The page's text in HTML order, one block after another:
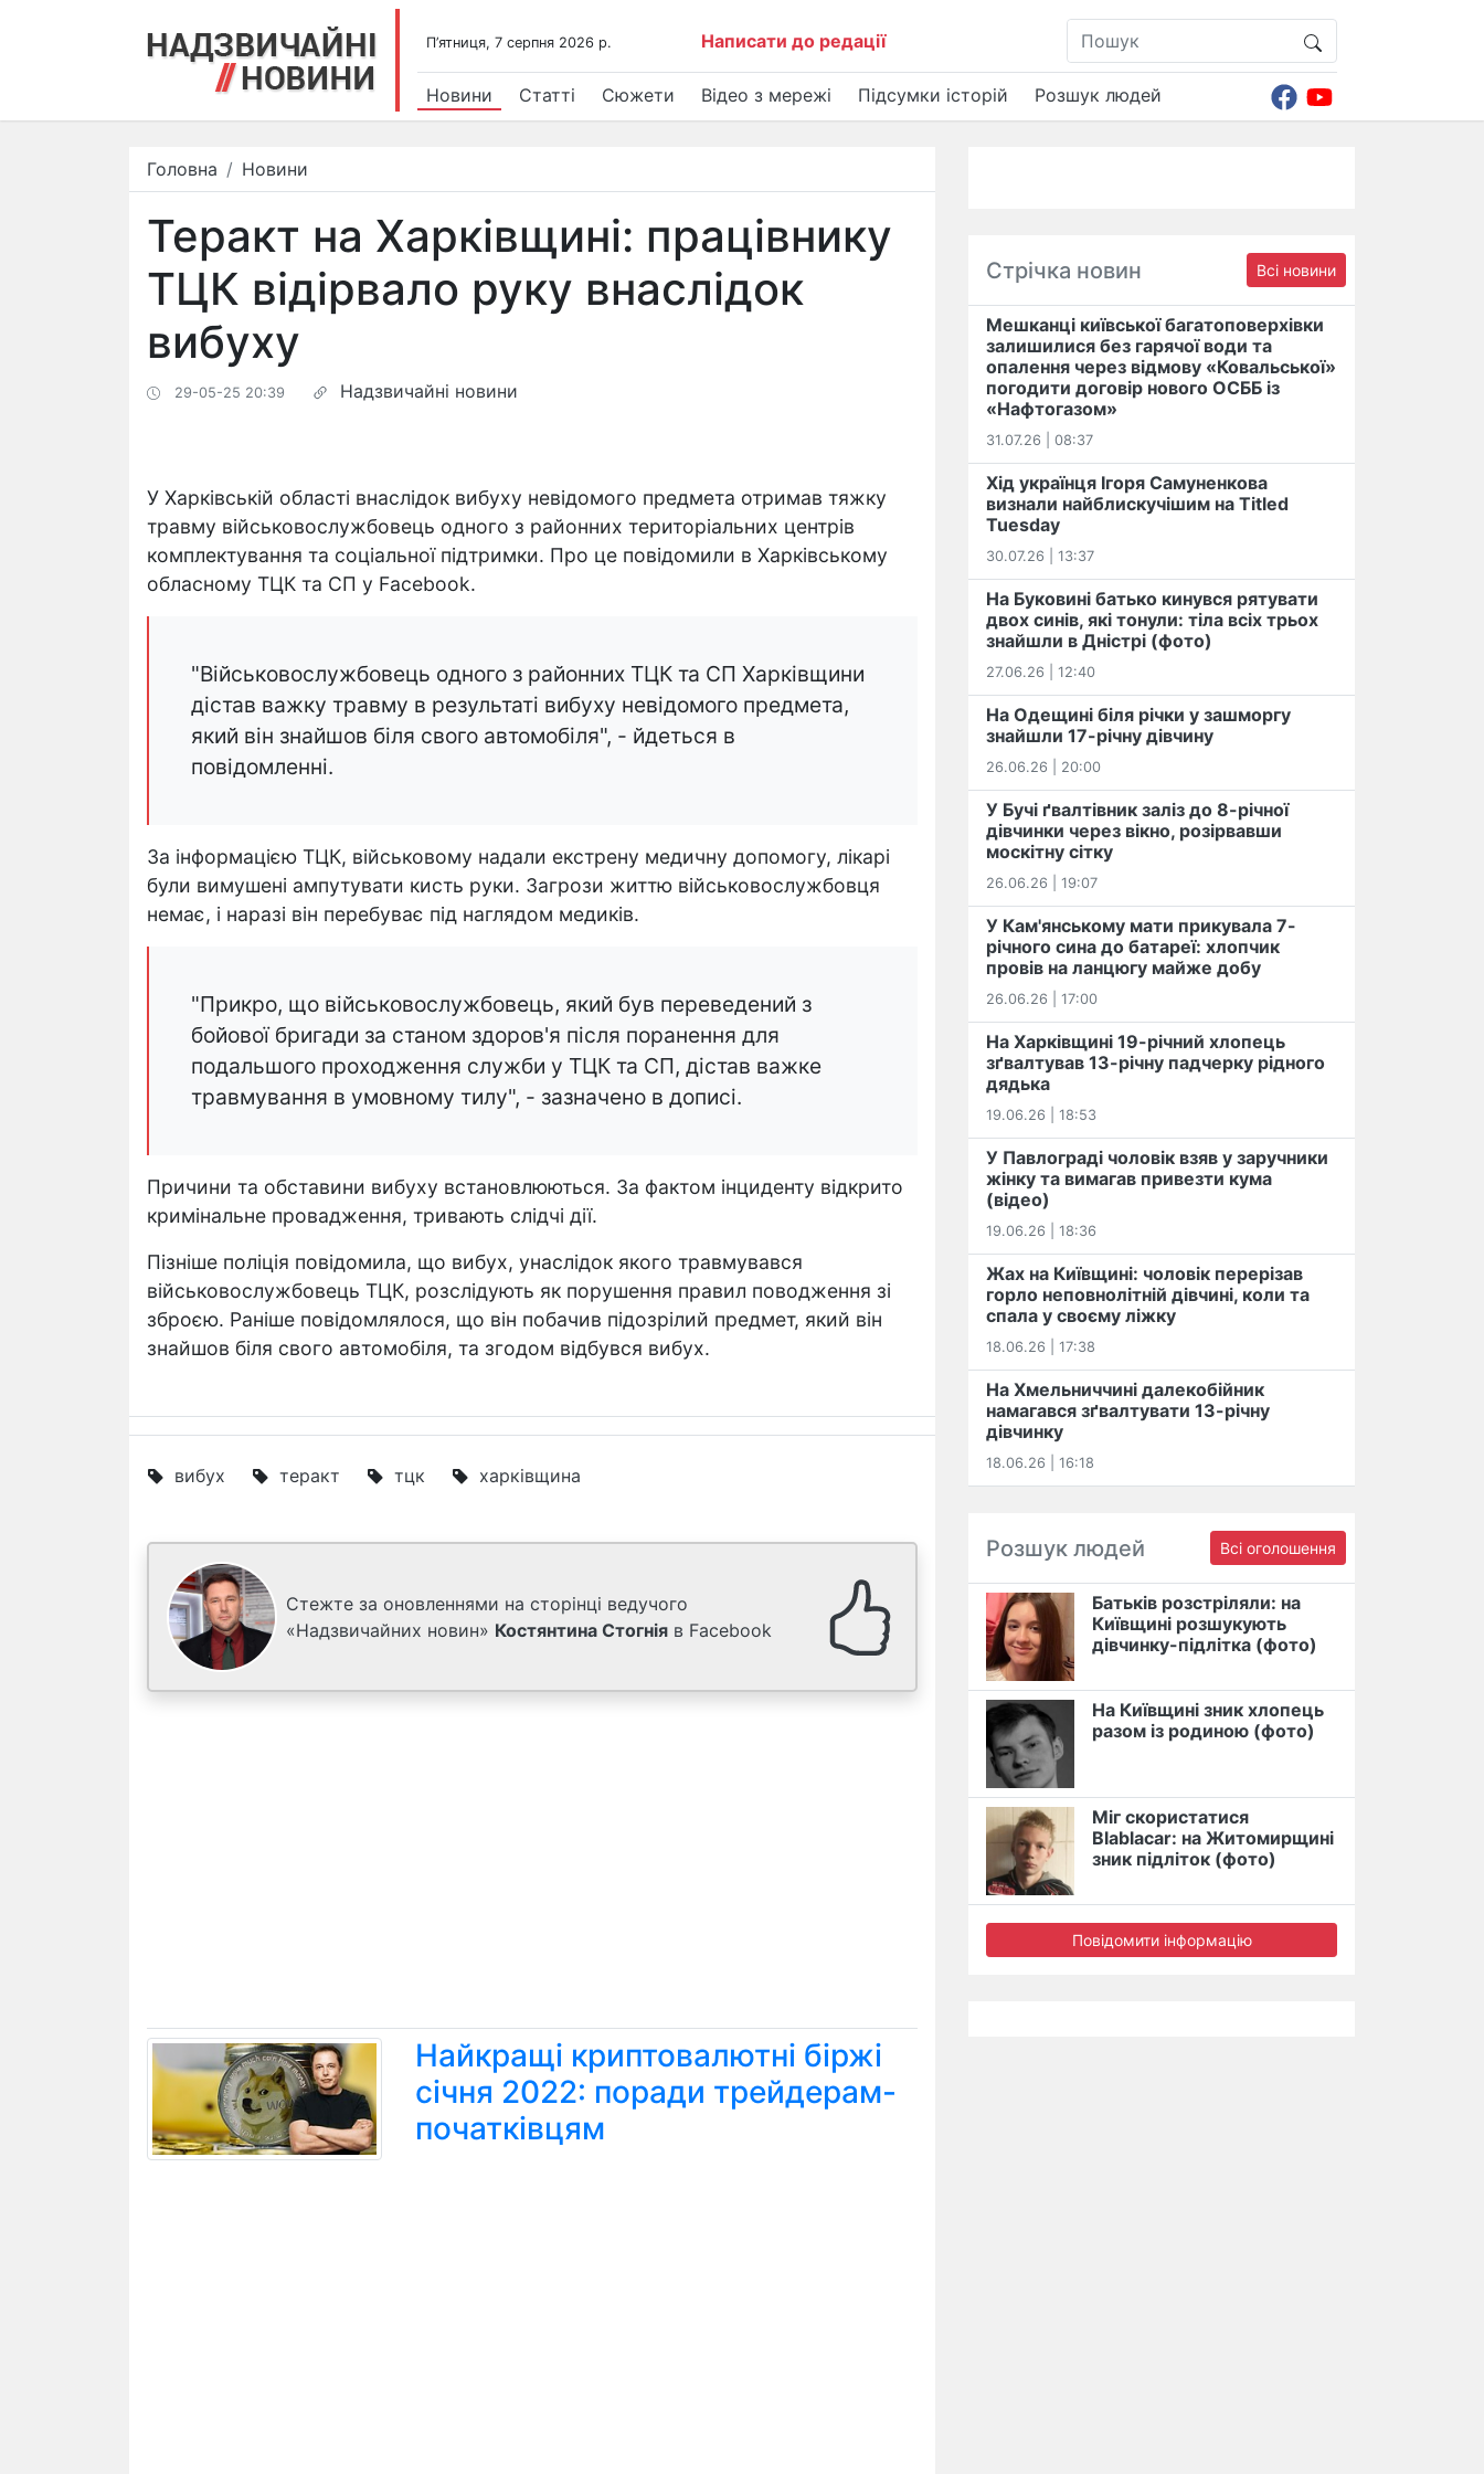
П’ятниця, 7 серпня 2026 р. Написати до редації
Новини Статті Сюжети Відео з мережі Підсумки історій Розшук людей
Головна Новини
Теракт на Харківщині: працівнику
ТЦК відірвало руку внаслідок
вибуху
29-05-25 20:39 Надзвичайні новини
У Харківській області внаслідок вибуху невідомого предмета отримав тяжку
травму військовослужбовець одного з районних територіальних центрів
комплектування та соціальної підтримки. Про це повідомили в Харківському
обласному ТЦК та СП у Facebook.
"Військовослужбовець одного з районних ТЦК та СП Харківщини
дістав важку травму в результаті вибуху невідомого предмета,
який він знайшов біля свого автомобіля", - йдеться в
повідомленні.
За інформацією ТЦК, військовому надали екстрену медичну допомогу, лікарі
були вимушені ампутувати кисть руки. Загрози життю військовослужбовця
немає, і наразі він перебуває під наглядом медиків.
"Прикро, що військовослужбовець, який був переведений з
бойової бригади за станом здоров'я після поранення для
подальшого проходження служби у ТЦК та СП, дістав важке
травмування в умовному тилу", - зазначено в дописі.
Причини та обставини вибуху встановлюються. За фактом інциденту відкрито
кримінальне провадження, тривають слідчі дії.
Пізніше поліція повідомила, що вибух, унаслідок якого травмувався
військовослужбовець ТЦК, розслідують як порушення правил поводження зі
зброєю.ㅤ Раніше повідомлялося, що він побачив підозрілий предмет, який він
знайшов біля свого автомобіля, та згодом відбувся вибух.
вибух теракт тцк харківщина
Стежте за оновленнями на сторінці ведучого
«Надзвичайних новин» Костянтина Стогнія в Facebook
Найкращі криптовалютні біржі
січня 2022: поради трейдерам-
початківцям
Стрічка новин Всі новини
Мешканці київської багатоповерхівки
залишилися без гарячої води та
опалення через відмову «Ковальської»
погодити договір нового ОСББ із
«Нафтогазом»
31.07.26 | 08:37
Хід українця Ігоря Самуненкова
визнали найблискучішим на Titled
Tuesday
30.07.26 | 13:37
На Буковині батько кинувся рятувати
двох синів, які тонули: тіла всіх трьох
знайшли в Дністрі (фото)
27.06.26 | 12:40
На Одещині біля річки у зашморгу
знайшли 17-річну дівчину
26.06.26 | 20:00
У Бучі ґвалтівник заліз до 8-річної
дівчинки через вікно, розірвавши
москітну сітку
26.06.26 | 19:07
У Кам'янському мати прикувала 7-
річного сина до батареї: хлопчик
провів на ланцюгу майже добу
26.06.26 | 17:00
На Харківщині 19-річний хлопець​
️зґвалтував 13-річну падчерку рідного
дядька
19.06.26 | 18:53
У Павлограді чоловік взяв у заручники
жінку та вимагав привезти кума
(відео)
19.06.26 | 18:36
Жах на Київщині: чоловік перерізав
горло неповнолітній дівчині, коли та
спала у своєму ліжку
18.06.26 | 17:38
На Хмельниччині далекобійник
намагався зґвалтувати 13-річну
дівчинку
18.06.26 | 16:18
Розшук людей Всі оголошення
Батьків розстріляли: на
Київщині розшукують
дівчинку-підлітка (фото)
На Київщині зник хлопець
разом із родиною (фото)
Міг скористатися
Blablacar: на Житомирщині
зник підліток (фото)
Повідомити інформацію